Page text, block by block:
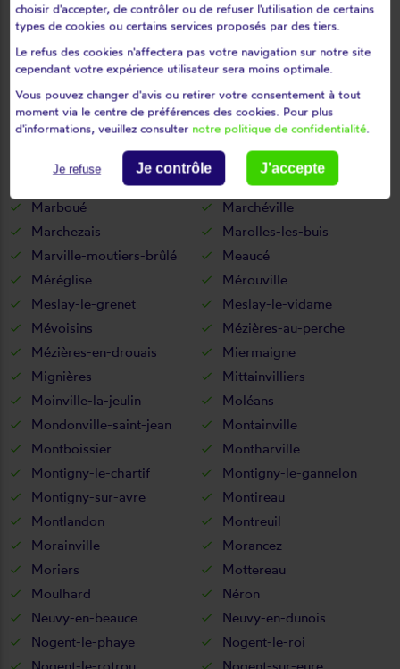
Lormaye
Louville-la-chenard
Louvilliers-lès-perche
Lucé
Luigny
Luplanté
Luray
Lutz-en-dunois
Magny
Maintenon
Manou
Marboué
Marchéville
Marchezais
Marolles-les-buis
Marville-moutiers-brûlé
Meaucé
Méréglise
Mérouville
Meslay-le-grenet
Meslay-le-vidame
Mévoisins
Mézières-au-perche
Mézières-en-drouais
Miermaigne
Mignières
Mittainvilliers
Moinville-la-jeulin
Moléans
Mondonville-saint-jean
Montainville
Montboissier
Montharville
Montigny-le-chartif
Montigny-le-gannelon
Montigny-sur-avre
Montireau
Montlandon
Montreuil
Morainville
Morancez
Moriers
Mottereau
Moulhard
Néron
Neuvy-en-beauce
Neuvy-en-dunois
Nogent-le-phaye
Nogent-le-roi
choisir d'accepter, de contrôler ou de refuser l'utilisation de certains
types de cookies ou certains services proposés par des tiers.
Le refus des cookies n'affectera pas votre navigation sur notre site
cependant votre expérience utilisateur sera moins optimale.
Vous pouvez changer d'avis ou retirer votre consentement à tout
moment via le centre de préférences des cookies. Pour plus
d'informations, veuillez consulter notre politique de confidentialité.
Je refuse Je contrôle J'accepte